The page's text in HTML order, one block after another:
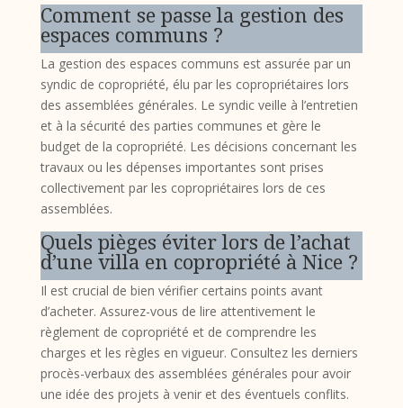
Comment se passe la gestion des
espaces communs ?
La gestion des espaces communs est assurée par un
syndic de copropriété, élu par les copropriétaires lors
des assemblées générales. Le syndic veille à l’entretien
et à la sécurité des parties communes et gère le
budget de la copropriété. Les décisions concernant les
travaux ou les dépenses importantes sont prises
collectivement par les copropriétaires lors de ces
assemblées.
Quels pièges éviter lors de l’achat
d’une villa en copropriété à Nice ?
Il est crucial de bien vérifier certains points avant
d’acheter. Assurez-vous de lire attentivement le
règlement de copropriété et de comprendre les
charges et les règles en vigueur. Consultez les derniers
procès-verbaux des assemblées générales pour avoir
une idée des projets à venir et des éventuels conflits.